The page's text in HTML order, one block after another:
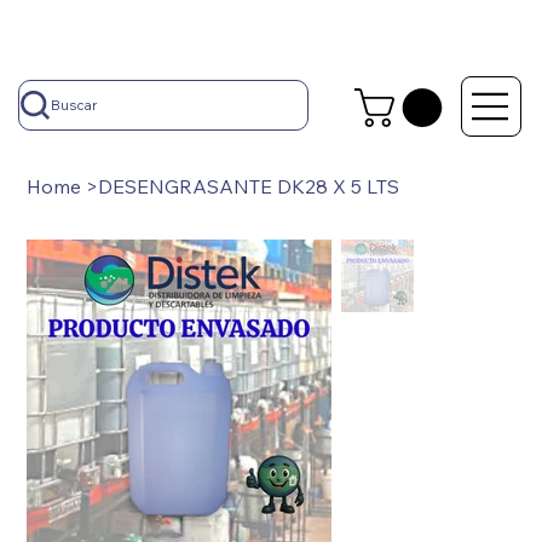
Buscar
Home >DESENGRASANTE DK28 X 5 LTS